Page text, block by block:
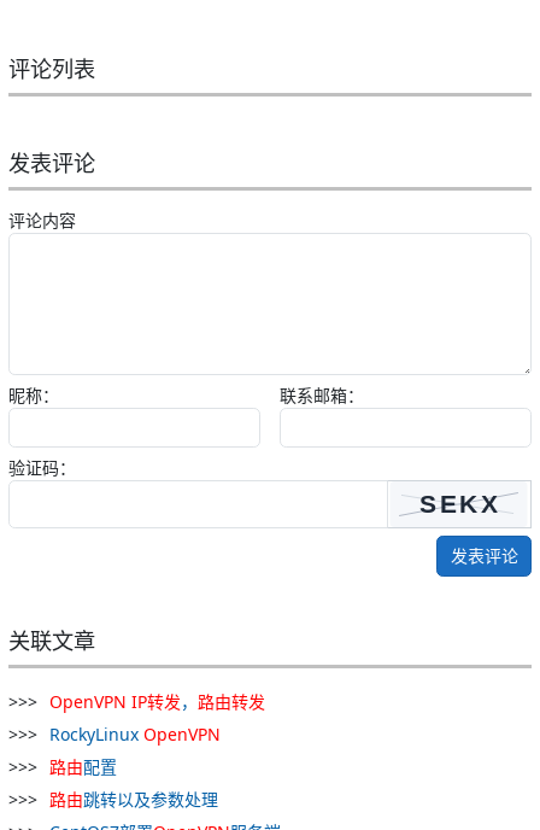
评论列表
发表评论
评论内容
昵称： 联系邮箱：
验证码：
发表评论
关联文章
OpenVPN IP转发， 路由转发
RockyLinux OpenVPN
路由配置
路由跳转以及参数处理